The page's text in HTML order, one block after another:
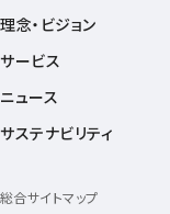
理念・ビジョン
サービス
ニュース
サステナビリティ
総合サイトマップ